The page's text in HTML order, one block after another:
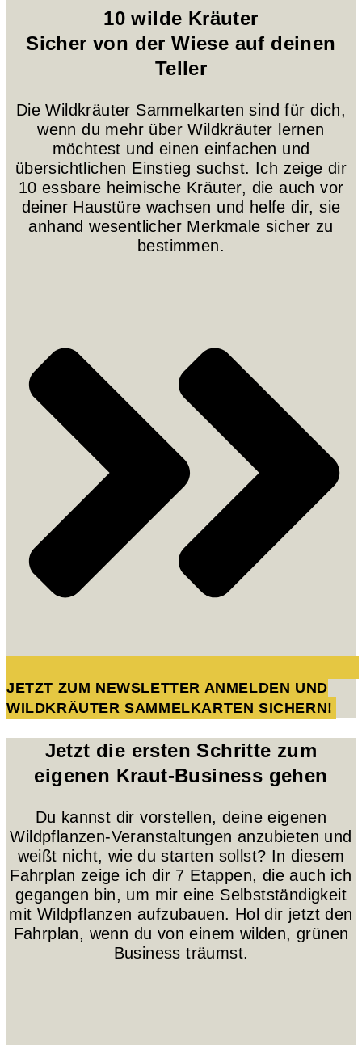
10 wilde Kräuter
Sicher von der Wiese auf deinen
Teller
Die Wildkräuter Sammelkarten sind für dich,
wenn du mehr über Wildkräuter lernen
möchtest und einen einfachen und
übersichtlichen Einstieg suchst. Ich zeige dir
10 essbare heimische Kräuter, die auch vor
deiner Haustüre wachsen und helfe dir, sie
anhand wesentlicher Merkmale sicher zu
bestimmen.
JETZT ZUM NEWSLETTER ANMELDEN UND
WILDKRÄUTER SAMMELKARTEN SICHERN!
Jetzt die ersten Schritte zum
eigenen Kraut-Business gehen
Du kannst dir vorstellen, deine eigenen
Wildpflanzen-Veranstaltungen anzubieten und
weißt nicht, wie du starten sollst? In diesem
Fahrplan zeige ich dir 7 Etappen, die auch ich
gegangen bin, um mir eine Selbstständigkeit
mit Wildpflanzen aufzubauen. Hol dir jetzt den
Fahrplan, wenn du von einem wilden, grünen
Business träumst.